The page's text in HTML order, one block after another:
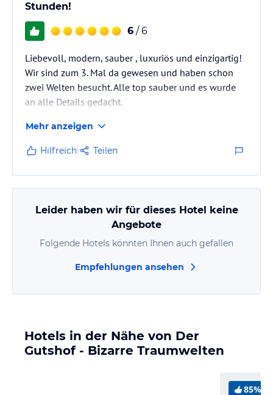
Stunden!
6 / 6
Liebevoll, modern, sauber , luxuriös und einzigartig!
Wir sind zum 3. Mal da gewesen und haben schon
zwei Welten besucht. Alle top sauber und es wurde
an alle Details gedacht.
Mehr anzeigen
Hilfreich Teilen
Leider haben wir für dieses Hotel keine
Angebote
Folgende Hotels könnten Ihnen auch gefallen
Empfehlungen ansehen
Hotels in der Nähe von Der
Gutshof - Bizarre Traumwelten
85%